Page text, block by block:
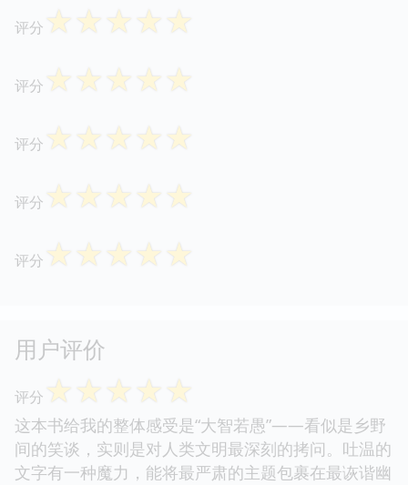
评分 ☆☆☆☆☆
评分 ☆☆☆☆☆
评分 ☆☆☆☆☆
评分 ☆☆☆☆☆
评分 ☆☆☆☆☆
用户评价
评分 ☆☆☆☆☆
这本书给我的整体感受是“大智若愚”——看似是乡野
间的笑谈，实则是对人类文明最深刻的拷问。吐温的
文字有一种魔力，能将最严肃的主题包裹在最诙谐幽